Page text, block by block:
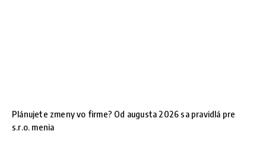
Plánujete zmeny vo firme? Od augusta 2026 sa pravidlá pre
s.r.o. menia